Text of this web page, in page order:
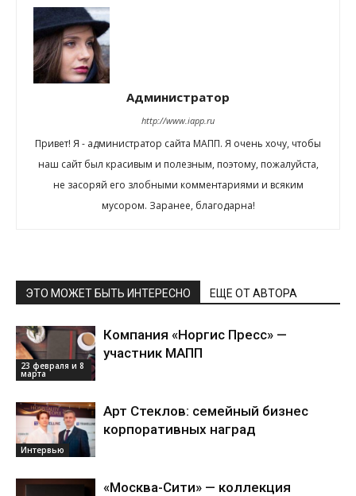
Администратор
http://www.iapp.ru
Привет! Я - администратор сайта МАПП. Я очень хочу, чтобы
наш сайт был красивым и полезным, поэтому, пожалуйста,
не засоряй его злобными комментариями и всяким
мусором. Заранее, благодарна!
ЭТО МОЖЕТ БЫТЬ ИНТЕРЕСНО ЕЩЕ ОТ АВТОРА
23 февраля и 8
марта
Компания «Норгис Пресс» —
участник МАПП
Интервью
Арт Стеклов: семейный бизнес
корпоративных наград
«Москва-Сити» — коллекция